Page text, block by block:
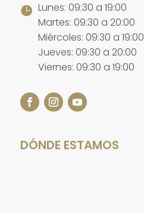
 Lunes: 09:30 a 19:00
Martes: 09:30 a 20:00
Miércoles: 09:30 a 19:00
Jueves: 09:30 a 20:00
Viernes: 09:30 a 19:00
DÓNDE ESTAMOS